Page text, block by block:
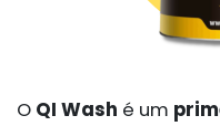
O QI Wash é um